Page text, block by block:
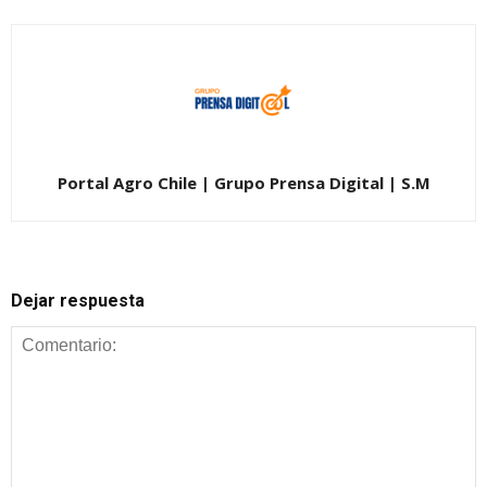
Portal Agro Chile | Grupo Prensa Digital | S.M
Dejar respuesta